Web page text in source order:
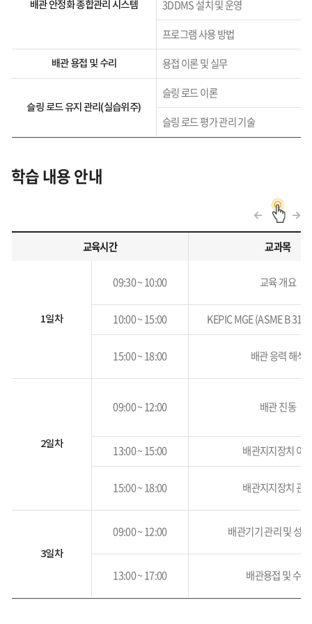
배관 안정화 종합관리 시스템
3DDMS 설치 및 운영
프로그램 사용 방법
배관 용접 및 수리 용접 이론 및 실무
슬링 로드 유지 관리(실습위주)
슬링 로드 이론
슬링 로드 평가 관리 기술
학습 내용 안내
교육시간 교과목
1일차
09:30 ~ 10:00 교육 개요
10:00 ~ 15:00 KEPIC MGE (ASME B
15:00 ~ 18:00 배관 응력 해석
2일차
09:00 ~ 12:00 배관 진동
13:00 ~ 15:00 배관지지장치 이
15:00 ~ 18:00 배관지지장치 관
3일차
09:00 ~ 12:00 배관기기 관리 및 성
13:00 ~ 17:00 배관용접 및 수리